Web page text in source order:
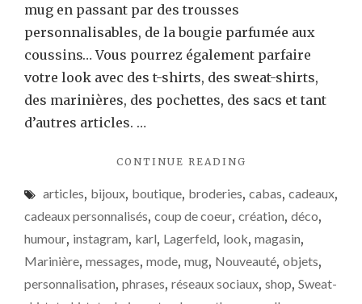
mug en passant par des trousses
personnalisables, de la bougie parfumée aux
coussins… Vous pourrez également parfaire
votre look avec des t-shirts, des sweat-shirts,
des marinières, des pochettes, des sacs et tant
d’autres articles. …
CONTINUE READING
INSPIRÉ
ET
articles, bijoux, boutique, broderies, cabas, cadeaux,
cadeaux personnalisés, coup de coeur, création, déco,
humour, instagram, karl, Lagerfeld, look, magasin,
Marinière, messages, mode, mug, Nouveauté, objets,
personnalisation, phrases, réseaux sociaux, shop, Sweat-